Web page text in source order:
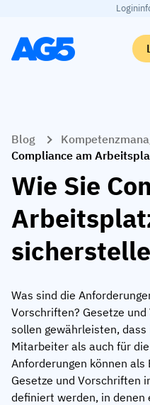
Login
Qualifikationsmatrix
Kompetenzmatrix
KI-Skill-
Mitarbeiter
Mitarbeiterprofile
Schulungshistorie
Zertifikate & Lizenzen
Nach branche
Automobilbranche
Logistik
Medizinische Fertigung
Alle Branchen anzeigen
Nach Rollen
Ausbildungskoordinator
Betriebsleiter
Automobilbranche
Adient
Logistik
Base Logistics
Lebensmittelproduktion
Intersnack
Lernen
AG5 Blog-Beiträge
Partnerprogramm
Webinars
Support
Customer Success
Wissensdatenbank
AG5-Status
Blog
Compliance am
Wie Sie
Was sind die
Vorschriften? Gesetze
sollen gewährleisten,
Mitarbeiter als auch für
Anforderungen können
Gesetze und Vorschriften
definiert werden, in